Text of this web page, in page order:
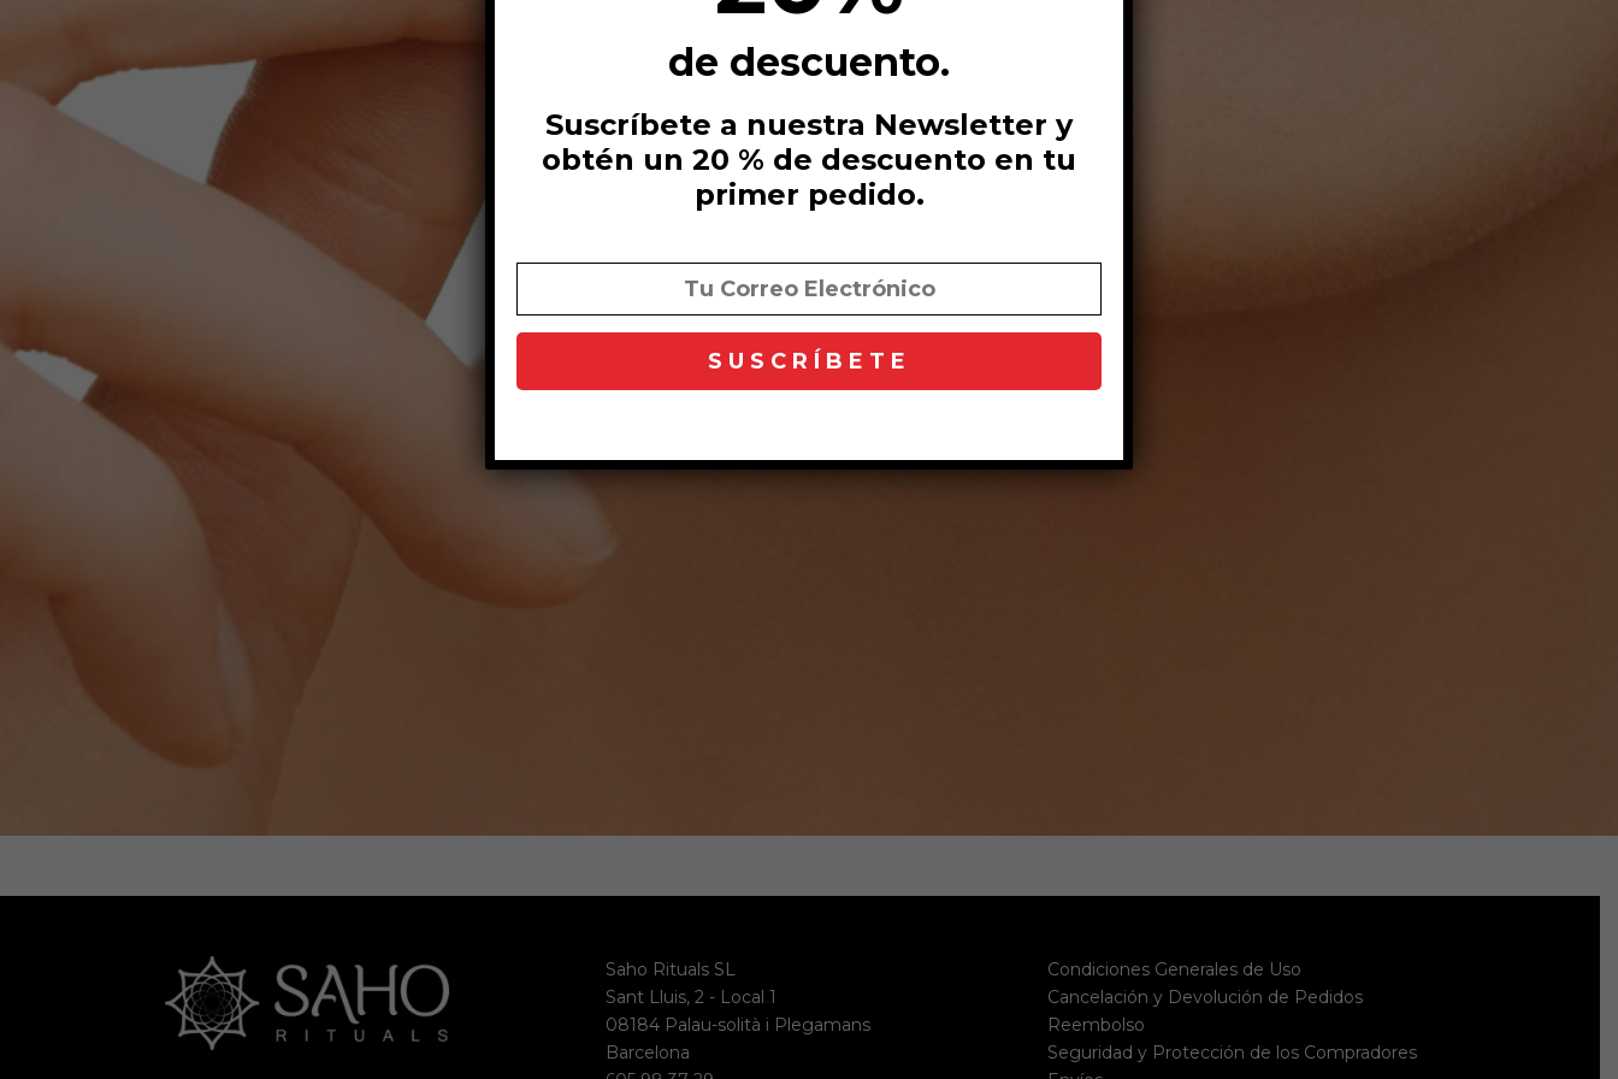
Colágeno + Ácido Hialurónico+Vitamina C
Saho Rituals SL
Sant Lluis, 2 - Local 1
08184 Palau-solità i Plegamans
Barcelona
Condiciones Generales de Uso
Cancelación y Devolución de Pedidos
Reembolso
Seguridad y Protección de los Compradores
de descuento.
Suscríbete a nuestra Newsletter y
obtén un 20 % de descuento en tu
primer pedido.